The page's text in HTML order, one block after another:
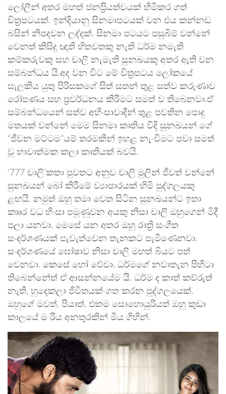
ලෝලීන් අතර මහත් ජනප්‍රියත්වයක් හිමිකර ගත්
චිත්‍රපටයක්. ඉන්දියානු සිනමාපටයක් වන එය කන්නඩ
බසින් නිපදවන ලද්දක්. සිනමා පටයට පසුබිම් වන්නේ
වෙනත් කිසිදු ඥාති හිතවතකු නැති ධර්ම නමැති
කම්කරුවකු සහ චාලි නැමැති සුනඛයකු අතර ඇති වන
සම්බන්ධය යි.අද වන විට මේ චිත්‍රපටය ලෝකයේ
සැලකිය යුතු පිරිසකගේ සිත් සතන් තුළ සත්ව කරුණාව
රෝපණය සහ ප්‍රවර්ධනය කිරීමට සමත් ව තිබෙනවා.ඒ
සම්බන්ධයෙන් සත්ව අහිංසාවාදීන් තුළ පවතින පොදු
මතයක් වන්නේ මෙම සිනමා කෘතිය වීදි සුනඛයන් ගේ
“ජීවන මට්ටම”යම් තරමකින් ඉහළ නැංවීමට පවා සමත්
වූ භාවාත්මක කලා කෘතියක් බවයි.
‘777 චාලි’කතා පුවතට අනුව චාලි මුලින් ජීවත් වන්නේ
සුනඛයන් බෝ කිරීමේ ව්‍යාපාරයක් හිමි පුද්ගලයකු
ළඟයි. නමුත් ඔහු තමා වෙත සිටින සුනඛයන්ට ඉතා
කෲර වධ හිංසා පමුණුවන අයකු නිසා චාලි ඔහුගෙන් මිදී
පලා යනවා. මෙසේ යන අතර ඔහු රාත්‍රි සංගීත
සංදර්ශණයක් පැවැත්වෙන තැනකට පැමිණෙනවා.
සංදර්ශණයේ ඝෝෂාව නිසා චාලි මහත් බියට පත්
වෙනවා. කෙසේ හෝ වේවා, ධර්මගේ නවාතැන පිහිටා
තිබෙන්නේත් ඒ ආසන්නයේම යි. ධර්ම ද කාත් කව්රුත්
නැති, හුදෙකලා ජීවිතයක් ගත කරන පුද්ගලයෙක්.
ඔහුගේ මවත්, පියාත්, එකම සොහොයුරියත් ඔහු කුඩා
කාලයේ ම රිය අනතුරකින් මිය ගිහින්.